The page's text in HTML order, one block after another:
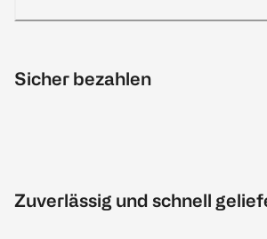
Sicher bezahlen
Zuverlässig und schnell